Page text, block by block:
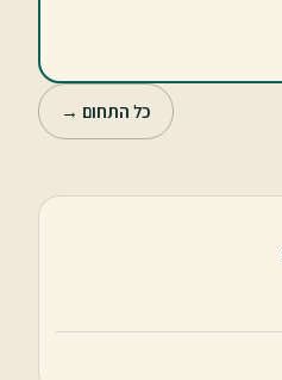
כל התחום →